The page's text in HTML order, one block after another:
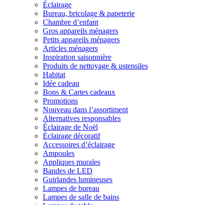
Éclairage
Bureau, bricolage & papeterie
Chambre d’enfant
Gros appareils ménagers
Petits appareils ménagers
Articles ménagers
Inspiration saisonnière
Produits de nettoyage & ustensiles
Habitat
Idée cadeau
Bons & Cartes cadeaux
Promotions
Nouveau dans l’assortiment
Alternatives responsables
Éclairage de Noël
Éclairage décoratif
Accessoires d’éclairage
Ampoules
Appliques murales
Bandes de LED
Guirlandes lumineuses
Lampes de bureau
Lampes de salle de bains